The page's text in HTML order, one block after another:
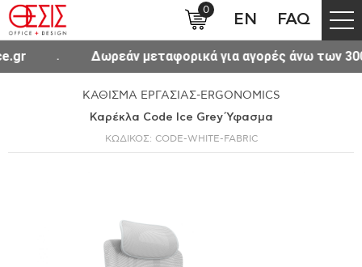
μεταφορικά για αγορές άνω των 300€ σε όλη την
ΚΑΘΙΣΜΑ ΕΡΓΑΣΙΑΣ-ERGONOMICS
Καρέκλα Code Ice Grey Ύφασμα
ΚΩΔΙΚΟΣ: CODE-WHITE-FABRIC
0
EN FAQ